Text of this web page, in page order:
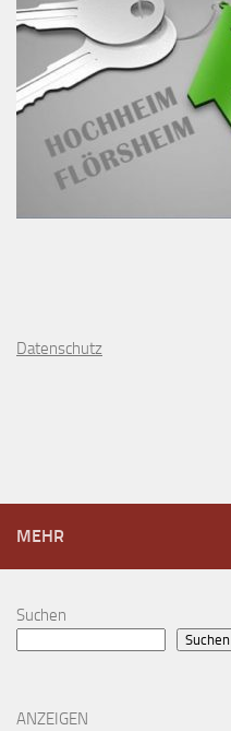
Datenschutz
MEHR
Suchen
Suchen
ANZEIGEN